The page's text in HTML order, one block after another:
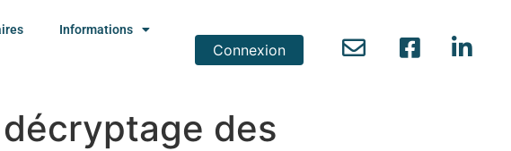
Informations
Connexion
décryptage des